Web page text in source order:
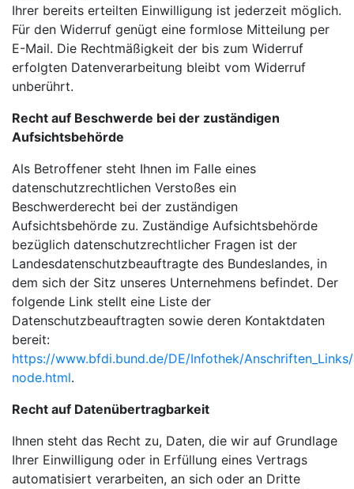
Ihrer bereits erteilten Einwilligung ist jederzeit möglich.
Für den Widerruf genügt eine formlose Mitteilung per
E-Mail. Die Rechtmäßigkeit der bis zum Widerruf
erfolgten Datenverarbeitung bleibt vom Widerruf
unberührt.
Recht auf Beschwerde bei der zuständigen
Aufsichtsbehörde
Als Betroffener steht Ihnen im Falle eines
datenschutzrechtlichen Verstoßes ein
Beschwerderecht bei der zuständigen
Aufsichtsbehörde zu. Zuständige Aufsichtsbehörde
bezüglich datenschutzrechtlicher Fragen ist der
Landesdatenschutzbeauftragte des Bundeslandes, in
dem sich der Sitz unseres Unternehmens befindet. Der
folgende Link stellt eine Liste der
Datenschutzbeauftragten sowie deren Kontaktdaten
bereit:
https://www.bfdi.bund.de/DE/Infothek/
node.html.
Recht auf Datenübertragbarkeit
Ihnen steht das Recht zu, Daten, die wir auf Grundlage
Ihrer Einwilligung oder in Erfüllung eines Vertrags
automatisiert verarbeiten, an sich oder an Dritte